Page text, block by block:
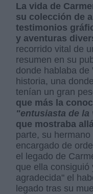
La vida de
su colección de
testimonios
y aventuras
recorrido vital de
resumen en su
donde hablaba de
historia, una
tenían un gran
que más la
"entusiasta de la
que mostraba
parte, su
encargado de
el legado de
que ella consiguió
agradecida" el
legado tras su